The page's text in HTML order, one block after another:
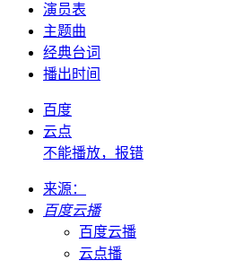
演员表
主题曲
经典台词
播出时间
百度
云点
不能播放，报错
来源：
百度云播
百度云播
云点播